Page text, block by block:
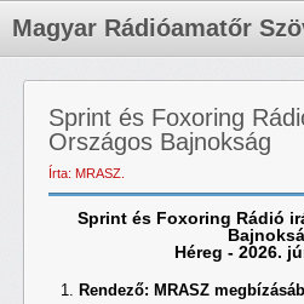
Magyar Rádióamatőr
Sprint és Foxoring
Országos Bajnokság
Írta: MRASZ.
Sprint és Foxoring Rádió
Héreg - 2026.
Rendező: MRASZ